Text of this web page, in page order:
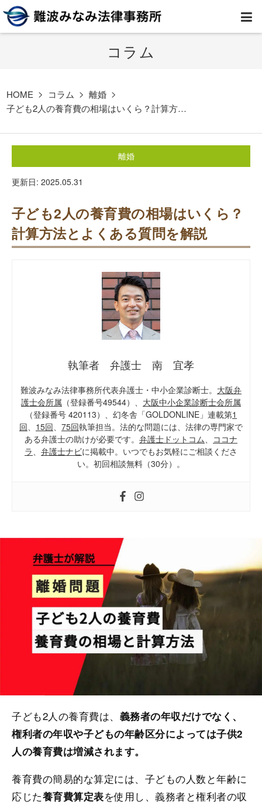
コラム
HOME コラム
離婚
子ども2人の養育費の相場はいくら？計算方…
離婚
更新日: 2025.05.31
子ども2人の養育費の相場はいくら？
計算方法とよくある質問を解説
執筆者 弁護士 南 宜孝
難波みなみ法律事務所代表弁護士・中小企業診断士。 大阪弁
護士会所属 （登録番号49544）、 大阪中小企業診断士会所属
（登録番号 420113）、幻冬舎「GOLDONLINE」連載第1
回、 15回、 75回執筆担当。法的な問題には、法律の専門家で
ある弁護士の助けが必要です。 弁護士ドットコム、 ココナ
ラ、 弁護士ナビに掲載中。いつでもお気軽にご相談くださ
い。初回相談無料（30分）。
子ども2人の養育費は、 義務者の年収だけでなく、
権利者の年収や子どもの年齢区分によっては子供2
人の養育費は増減されます。
養育費の簡易的な算定には、子どもの人数と年齢に
応じた養育費算定表を使用し、義務者と権利者の収
HOME
取扱業務
費用